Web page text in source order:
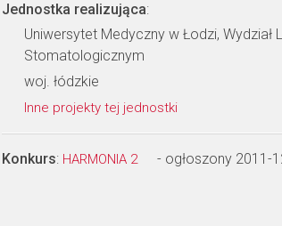
Jednostka realizująca:
Uniwersytet Medyczny w Łodzi, Wydział
Stomatologicznym
woj. łódzkie
Inne projekty tej jednostki
Konkurs: HARMONIA 2 - ogłoszony 2011-